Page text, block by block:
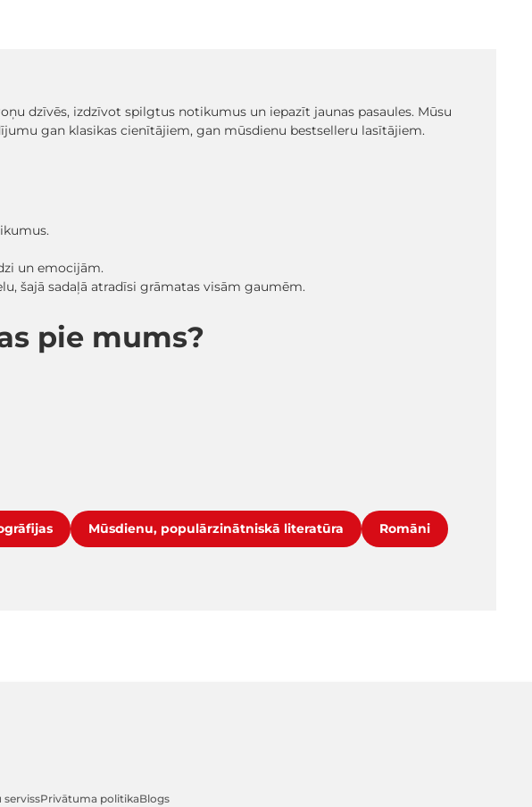
dzīvēs, izdzīvot spilgtus notikumus un iepazīt jaunas pasaules. Mūsu
gan klasikas cienītājiem, gan mūsdienu bestselleru lasītājiem.
un emocijām.
šajā sadaļā atradīsi grāmatas visām gaumēm.
pie mums?
Mūsdienu, populārzinātniskā literatūra Romāni
Privātuma politikaBlogs